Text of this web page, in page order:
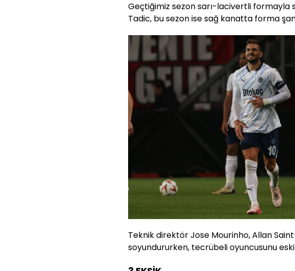
Geçtiğimiz sezon sarı-lacivertli formayla
Tadic, bu sezon ise sağ kanatta forma
Teknik direktör Jose Mourinho, Allan
soyundururken, tecrübeli oyuncusunu